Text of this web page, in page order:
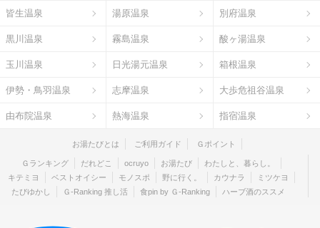
皆生温泉 湯原温泉 別府温泉
黒川温泉 霧島温泉 酸ヶ湯温泉
玉川温泉 日光湯元温泉 箱根温泉
伊勢・鳥羽温泉 志摩温泉 大歩危祖谷温泉
由布院温泉 熱海温泉 指宿温泉
お湯たびとは ご利用ガイド Ｇポイント
Ｇランキング だれどこ ocruyo お湯たび
わたしと、暮らし。
キテミヨ
ベストオイシー モノスポ 野に行く。 カウナラ
ミツケヨ
たびゆかし
Ｇ-Ranking 推し活 食pin by Ｇ-Ranking ハーブ酒のススメ